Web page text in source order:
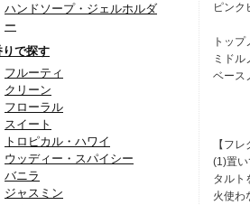
ハンドソープ・ジェルホルダ
ー
りで探す
フルーティ
クリーン
フローラル
スイート
トロピカル・ハワイ
ウッディー・スパイシー
バニラ
ジャスミン
ピンク
トッ
ミド
ベース
【フ
(1)置
タルト
火使わ